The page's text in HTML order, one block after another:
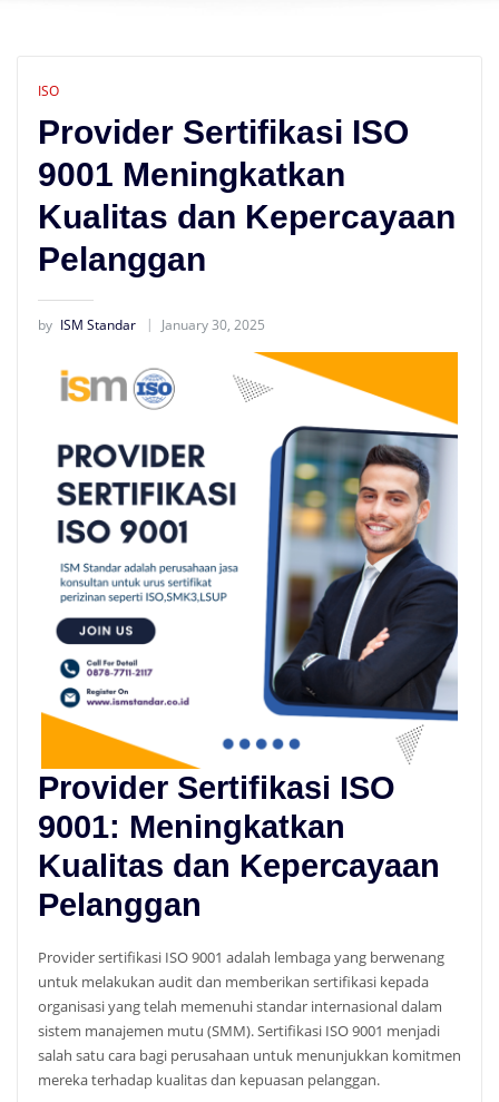
ISO
Provider Sertifikasi ISO
9001 Meningkatkan
Kualitas dan Kepercayaan
Pelanggan
by ISM Standar January 30, 2025
Provider Sertifikasi ISO
9001: Meningkatkan
Kualitas dan Kepercayaan
Pelanggan
Provider sertifikasi ISO 9001 adalah lembaga yang berwenang
untuk melakukan audit dan memberikan sertifikasi kepada
organisasi yang telah memenuhi standar internasional dalam
sistem manajemen mutu (SMM). Sertifikasi ISO 9001 menjadi
salah satu cara bagi perusahaan untuk menunjukkan komitmen
mereka terhadap kualitas dan kepuasan pelanggan.